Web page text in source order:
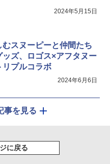
2024年5月15日
スヌーピーと仲間たち
ズ、ロゴス×アフタヌー
リプルコラボ
2024年6月6日
事を見る
に戻る